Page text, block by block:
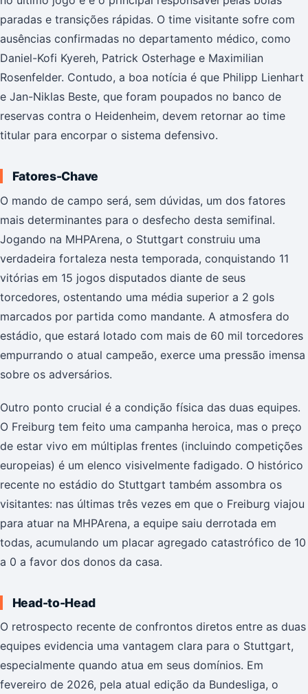
paradas e transições rápidas. O time visitante sofre com
ausências confirmadas no departamento médico, como
Daniel-Kofi Kyereh, Patrick Osterhage e Maximilian
Rosenfelder. Contudo, a boa notícia é que Philipp Lienhart
e Jan-Niklas Beste, que foram poupados no banco de
reservas contra o Heidenheim, devem retornar ao time
titular para encorpar o sistema defensivo.
Fatores-Chave
O mando de campo será, sem dúvidas, um dos fatores
mais determinantes para o desfecho desta semifinal.
Jogando na MHPArena, o Stuttgart construiu uma
verdadeira fortaleza nesta temporada, conquistando 11
vitórias em 15 jogos disputados diante de seus
torcedores, ostentando uma média superior a 2 gols
marcados por partida como mandante. A atmosfera do
estádio, que estará lotado com mais de 60 mil torcedores
empurrando o atual campeão, exerce uma pressão imensa
sobre os adversários.
Outro ponto crucial é a condição física das duas equipes.
O Freiburg tem feito uma campanha heroica, mas o preço
de estar vivo em múltiplas frentes (incluindo competições
europeias) é um elenco visivelmente fadigado. O histórico
recente no estádio do Stuttgart também assombra os
visitantes: nas últimas três vezes em que o Freiburg viajou
para atuar na MHPArena, a equipe saiu derrotada em
todas, acumulando um placar agregado catastrófico de 10
a 0 a favor dos donos da casa.
Head-to-Head
O retrospecto recente de confrontos diretos entre as duas
equipes evidencia uma vantagem clara para o Stuttgart,
especialmente quando atua em seus domínios. Em
fevereiro de 2026, pela atual edição da Bundesliga, o